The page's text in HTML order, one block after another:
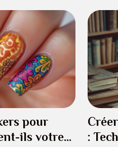
pour
ils votre
: